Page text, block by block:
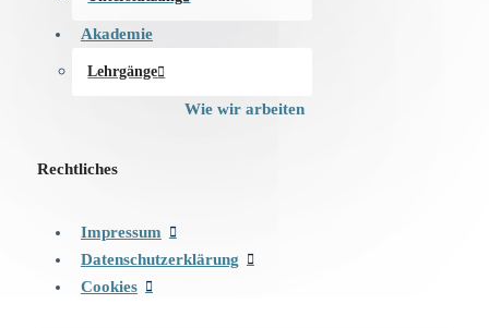
Akademie
Lehrgänge
Wie wir arbeiten
Rechtliches
Impressum
Datenschutzerklärung
Cookies